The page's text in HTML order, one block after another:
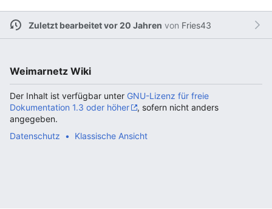
Zuletzt bearbeitet vor 20 Jahren von Fries43
Weimarnetz Wiki
Der Inhalt ist verfügbar unter GNU-Lizenz für freie
Dokumentation 1.3 oder höher
, sofern nicht anders
angegeben.
Datenschutz
Klassische Ansicht